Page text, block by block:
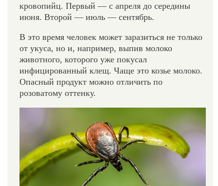
кровопийц. Первый — с апреля до середины
июня. Второй — июль — сентябрь.
В это время человек может заразиться не только
от укуса, но и, например, выпив молоко
животного, которого уже покусал
инфицированный клещ. Чаще это козье молоко.
Опасный продукт можно отличить по
розоватому оттенку.